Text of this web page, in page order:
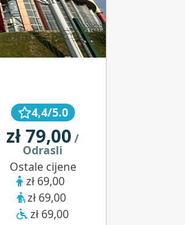
4,4/5.0
zł 79,00 /
Odrasli
Ostale cijene
zł 69,00
zł 69,00
zł 69,00